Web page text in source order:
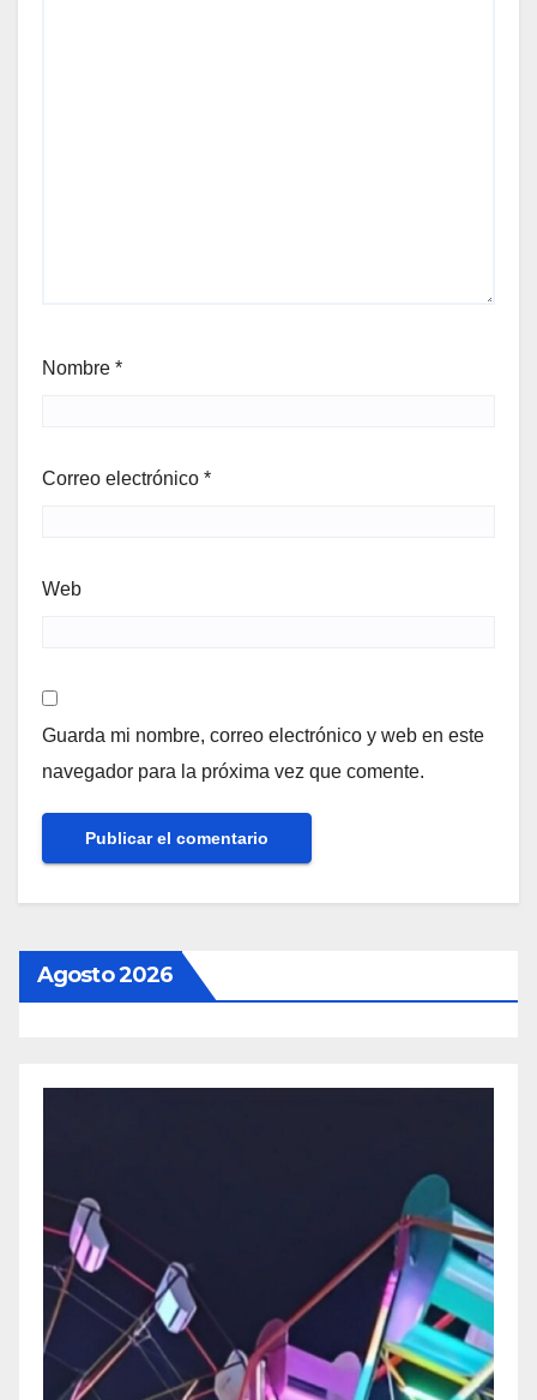
Nombre *
Correo electrónico *
Web
Guarda mi nombre, correo electrónico y web en este
navegador para la próxima vez que comente.
Agosto 2026